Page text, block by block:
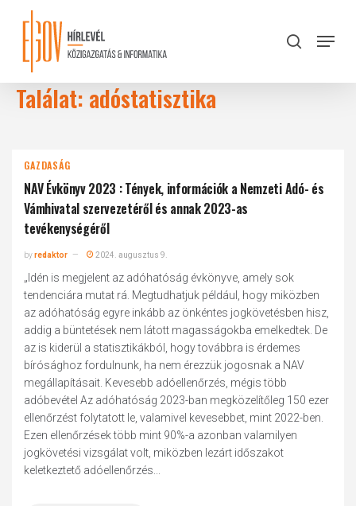
content
search
Menu
Találat: adóstatisztika
GAZDASÁG
NAV Évkönyv 2023 : Tények, információk a Nemzeti Adó- és
Vámhivatal szervezetéről és annak 2023-as
tevékenységéről
byredaktor 2024. augusztus 9.
„Idén is megjelent az adóhatóság évkönyve, amely sok
tendenciára mutat rá. Megtudhatjuk például, hogy miközben
az adóhatóság egyre inkább az önkéntes jogkövetésben hisz,
addig a büntetések nem látott magasságokba emelkedtek. De
az is kiderül a statisztikákból, hogy továbbra is érdemes
bírósághoz fordulnunk, ha nem érezzük jogosnak a NAV
megállapításait. Kevesebb adóellenőrzés, mégis több
adóbevétel Az adóhatóság 2023-ban megközelítőleg 150 ezer
ellenőrzést folytatott le, valamivel kevesebbet, mint 2022-ben.
Ezen ellenőrzések több mint 90%-a azonban valamilyen
jogkövetési vizsgálat volt, miközben lezárt időszakot
keletkeztető adóellenőrzés...
Close